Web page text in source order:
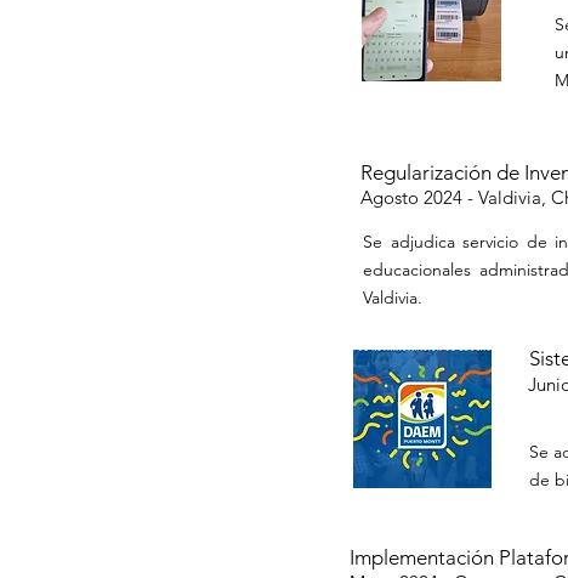
Regularización de
Agosto 2024 - Valdivia,
Se adjudica servicio de
educacionales
Valdivia.
Se
de
Implementación